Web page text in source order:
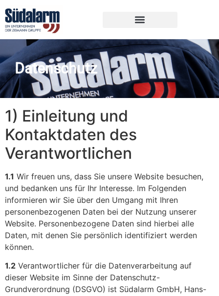
Datenschutz
1) Einleitung und
Kontaktdaten des
Verantwortlichen
1.1 Wir freuen uns, dass Sie unsere Website besuchen,
und bedanken uns für Ihr Interesse. Im Folgenden
informieren wir Sie über den Umgang mit Ihren
personenbezogenen Daten bei der Nutzung unserer
Website. Personenbezogene Daten sind hierbei alle
Daten, mit denen Sie persönlich identifiziert werden
können.
1.2 Verantwortlicher für die Datenverarbeitung auf
dieser Website im Sinne der Datenschutz-
Grundverordnung (DSGVO) ist Südalarm GmbH, Hans-